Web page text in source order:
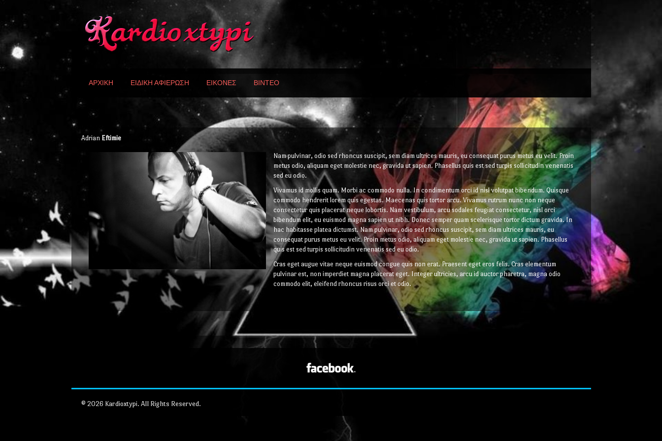
ΑΡΧΙΚΗ ΕΙΔΙΚΗ ΑΦΙΕΡΩΣΗ ΕΙΚΟΝΕΣ ΒΙΝΤΕΟ
AdrianEftimie
Nam pulvinar, odio sed rhoncus suscipit, sem diam ultrices mauris, eu consequat purus metus eu velit. Proin
metus odio, aliquam eget molestie nec, gravida ut sapien. Phasellus quis est sed turpis sollicitudin venenatis
sed eu odio.
Vivamus id mollis quam. Morbi ac commodo nulla. In condimentum orci id nisl volutpat bibendum. Quisque
commodo hendrerit lorem quis egestas. Maecenas quis tortor arcu. Vivamus rutrum nunc non neque
consectetur quis placerat neque lobortis. Nam vestibulum, arcu sodales feugiat consectetur, nisl orci
bibendum elit, eu euismod magna sapien ut nibh. Donec semper quam scelerisque tortor dictum gravida. In
hac habitasse platea dictumst. Nam pulvinar, odio sed rhoncus suscipit, sem diam ultrices mauris, eu
consequat purus metus eu velit. Proin metus odio, aliquam eget molestie nec, gravida ut sapien. Phasellus
quis est sed turpis sollicitudin venenatis sed eu odio.
Cras eget augue vitae neque euismod congue quis non erat. Praesent eget eros felis. Cras elementum
pulvinar est, non imperdiet magna placerat eget. Integer ultricies, arcu id auctor pharetra, magna odio
commodo elit, eleifend rhoncus risus orci et odio.
© 2026 Kardioxtypi. All Rights Reserved.